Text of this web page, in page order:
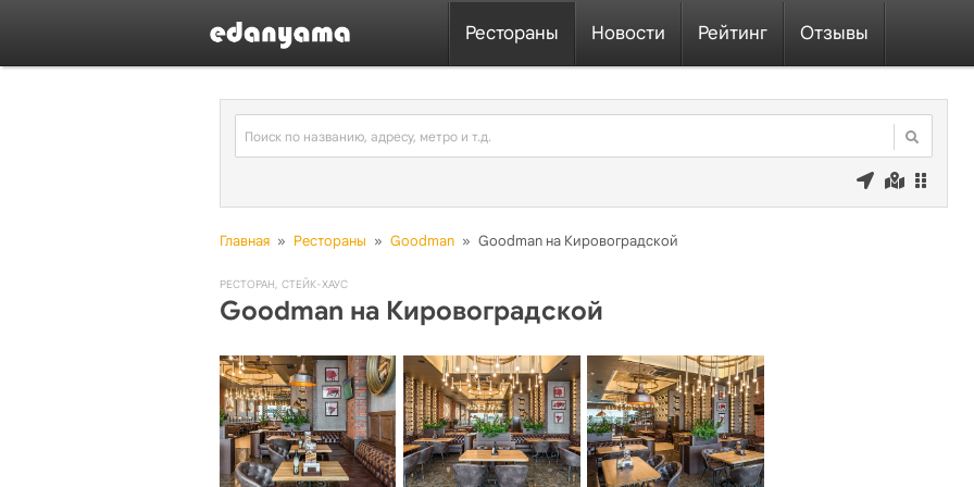
Рестораны Новости Рейтинг Отзывы
Главная » Рестораны » Goodman » Goodman на Кировоградской
РЕСТОРАН, СТЕЙК-ХАУС
Goodman на Кировоградской